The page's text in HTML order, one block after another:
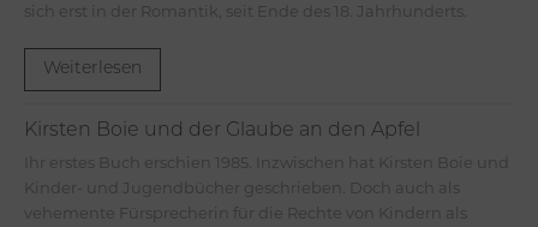
sich erst in der Romantik, seit Ende des 18. Jahrhunderts.
Weiterlesen
Kirsten Boie und der Glaube an den Apfel
Ihr erstes Buch erschien 1985. Inzwischen hat Kirsten Boie und
Kinder- und Jugendbücher geschrieben. Doch auch als
vehemente Fürsprecherin für die Rechte von Kindern als